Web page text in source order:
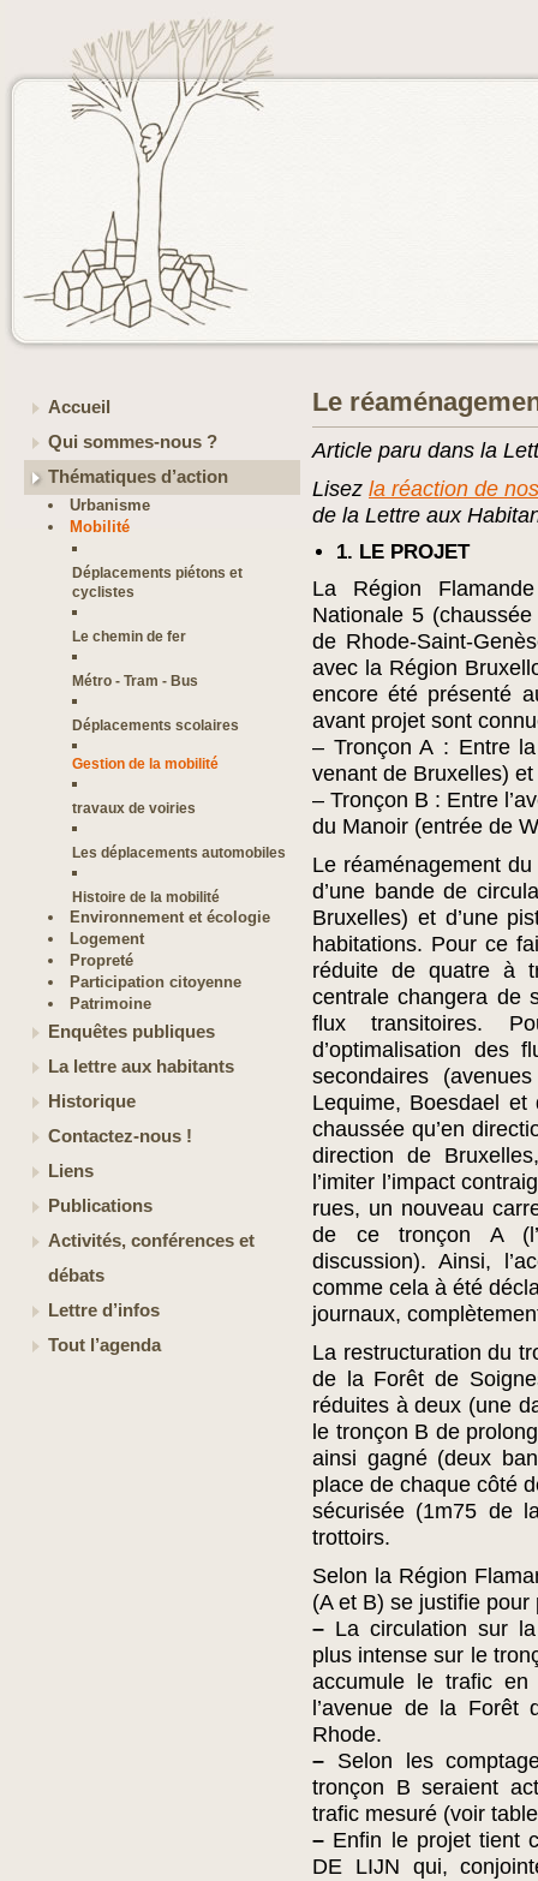
Accueil
Qui sommes-nous ?
Thématiques d’action
Urbanisme
Mobilité
Déplacements piétons et
cyclistes
Le chemin de fer
Métro - Tram - Bus
Déplacements scolaires
Gestion de la mobilité
travaux de voiries
Les déplacements automobiles
Histoire de la mobilité
Environnement et écologie
Logement
Propreté
Participation citoyenne
Patrimoine
Enquêtes publiques
La lettre aux habitants
Historique
Contactez-nous !
Liens
Publications
Activités, conférences et
débats
Lettre d’infos
Tout l’agenda
Le
Article paru dans la
Lisez la réaction de
de la Lettre aux
1. LE PROJET
La Région
Nationale 5
de Rhode-Saint-
avec la Région
encore été présenté
avant projet sont
– Tronçon A : Entre
venant de Bruxelles)
– Tronçon B : Entre
du Manoir (entrée de
Le réaménagement
d’une bande de
Bruxelles) et d’une
habitations. Pour ce
réduite de quatre à
centrale changera de
flux transitoires.
d’optimalisation des
secondaires
Lequime, Boesdael
chaussée qu’en
direction de
l’imiter l’impact
rues, un nouveau
de ce tronçon A
discussion). Ainsi,
comme cela à été
journaux,
La restructuration du
de la Forêt de
réduites à deux (une
le tronçon B de
ainsi gagné (deux
place de chaque côté
sécurisée (1m75 de
trottoirs.
Selon la Région
(A et B) se justifie
– La circulation sur
plus intense sur le
accumule le trafic
l’avenue de la Forêt
Rhode.
– Selon les
tronçon B seraient
trafic mesuré (voir
– Enfin le projet tient
DE LIJN qui,